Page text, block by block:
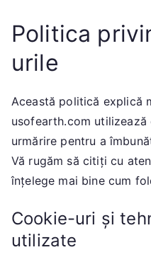
Politica
urile
Această politică explică
usofearth.com
urmărire pentru a
Vă rugăm să citiți cu
înțelege mai bine cum
Cookie-uri și
utilizate